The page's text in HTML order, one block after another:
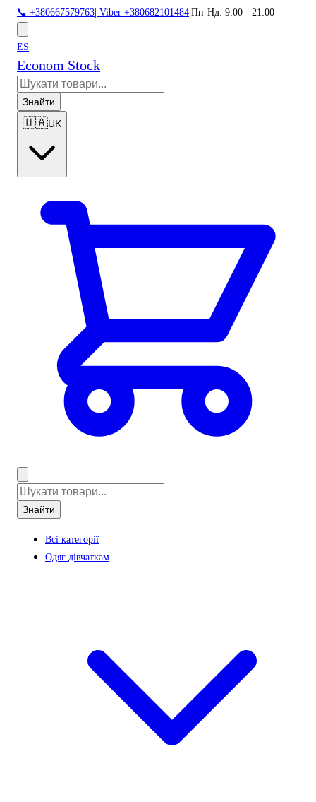
📞 +380667579763 Viber +380682101484 Пн-Нд: 9:00 - 21:00
ES
Econom Stock
Знайти
🇺🇦UK
Знайти
Всі категорії
Одяг дівчаткам